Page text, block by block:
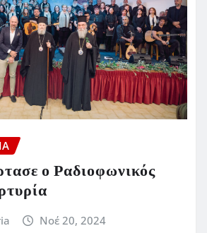
ο Ραδιοφωνικός
Νοέ 20, 2024